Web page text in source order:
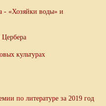
- «Хозяйки воды» и
культурах
по литературе за 2019 год